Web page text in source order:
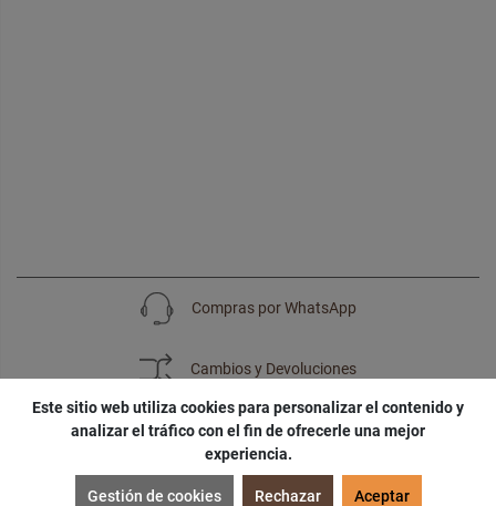
Compras por WhatsApp
Cambios y Devoluciones
SUSCRÍBETE
Este sitio web utiliza cookies para personalizar el contenido y
analizar el tráfico con el fin de ofrecerle una mejor
experiencia.
Gestión de cookies Rechazar Aceptar